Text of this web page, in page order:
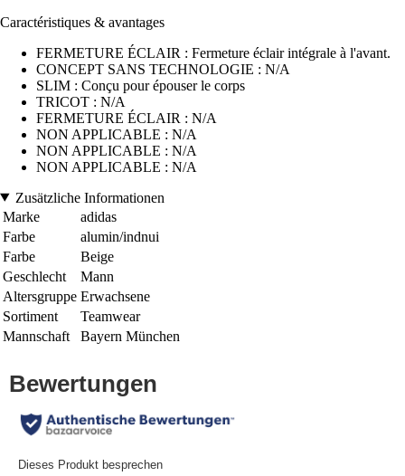
Caractéristiques & avantages
FERMETURE ÉCLAIR : Fermeture éclair intégrale à l'avant.
CONCEPT SANS TECHNOLOGIE : N/A
SLIM : Conçu pour épouser le corps
TRICOT : N/A
FERMETURE ÉCLAIR : N/A
NON APPLICABLE : N/A
NON APPLICABLE : N/A
NON APPLICABLE : N/A
Zusätzliche Informationen
Marke
adidas
Farbe
alumin/indnui
Farbe
Beige
Geschlecht
Mann
Altersgruppe Erwachsene
Sortiment
Teamwear
Mannschaft
Bayern München